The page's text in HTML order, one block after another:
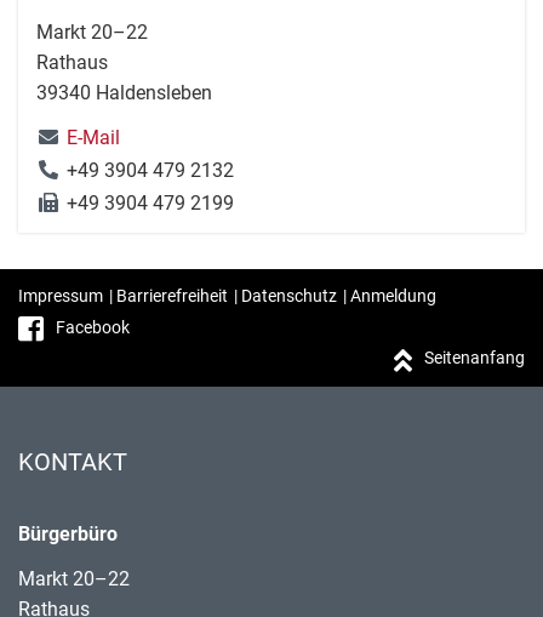
Markt 20–22
Rathaus
39340 Haldensleben
E-Mail
+49 3904 479 2132
+49 3904 479 2199
Impressum | Barrierefreiheit | Datenschutz |Anmeldung
Facebook
Seitenanfang
KONTAKT
Bürgerbüro
Markt 20–22
Rathaus